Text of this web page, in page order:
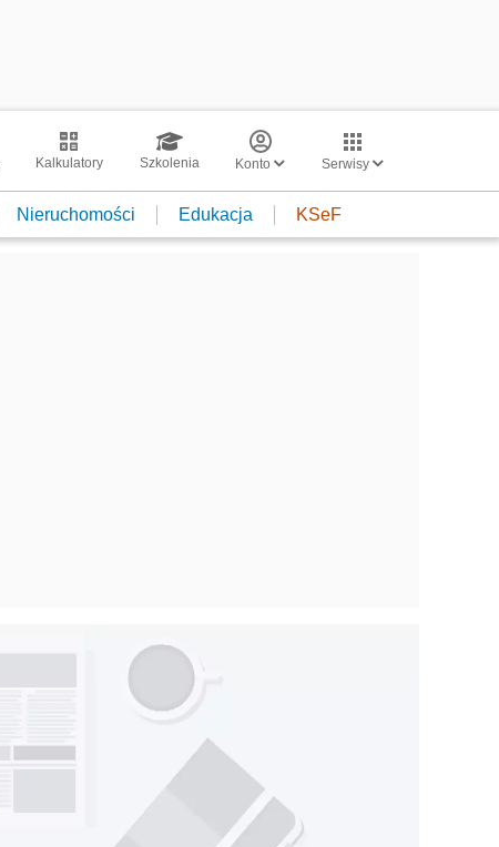
Kalkulatory Szkolenia Konto Serwisy
Nieruchomości Edukacja KSeF